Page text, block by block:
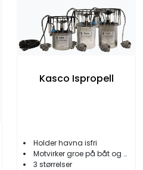
Kasco Ispropell
Holder havna isfri
Motvirker groe på båt og brygge
3 størrelser